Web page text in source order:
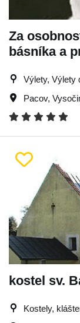
Za
básníka a
Výlety, Výlety
Pacov,
kostel sv.
Kostely,